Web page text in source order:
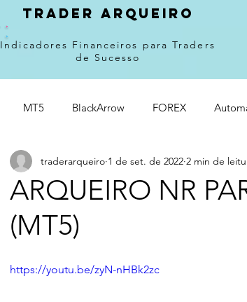
Trader arqueiro
Indicadores Financeiros para Traders
de Sucesso
MT5 BlackArrow FOREX
ARQUEIRO NR
(MT5)
traderarqueiro 1 de set. de 2022 2 min de
https://youtu.be/zyN-nHBk2zc